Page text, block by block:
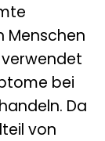
Menschen
bei
Da
von